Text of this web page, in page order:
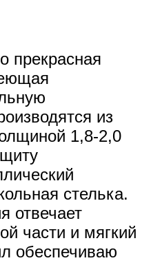
прекрасная
из
1,8-2,0
стелька.
отвечает
части и мягкий
обеспечиваю